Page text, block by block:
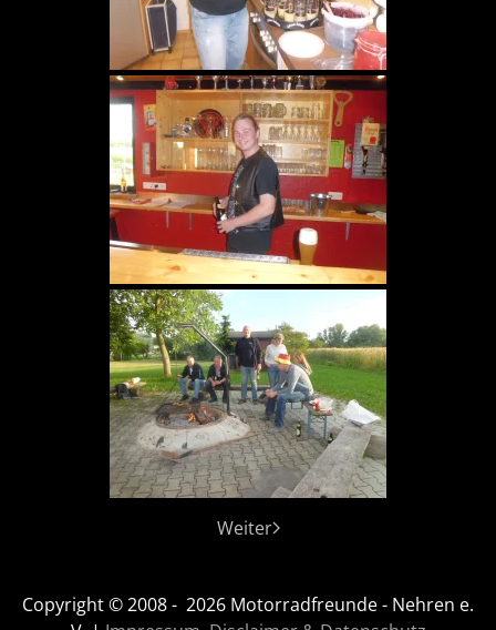
Weiter
Copyright © 2008 - 2026 Motorradfreunde - Nehren e.